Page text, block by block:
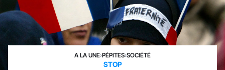
A LA UNE›PÉPITES›SOCIÉTÉ
STOP